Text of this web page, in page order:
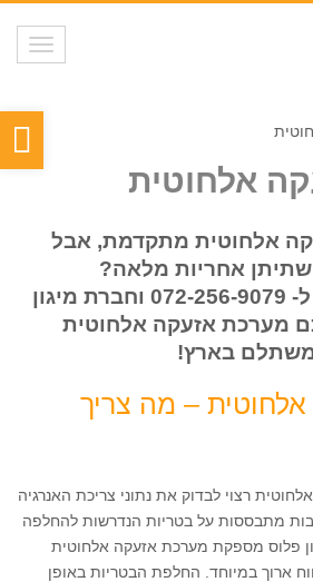
אלחוטית
אלחוטית מתקדמת, אבל
אחריות מלאה?
072-256-9079 וחברת מיגון
מערכת אזעקה אלחוטית
בארץ!
– מה צריך
רצוי לבדוק את נתוני צריכת האנרגיה
מתבססות על בטריות הנדרשות להחלפה
פלוס מספקת מערכת אזעקה אלחוטית
ארוך במיוחד. החלפת הבטריות באופן